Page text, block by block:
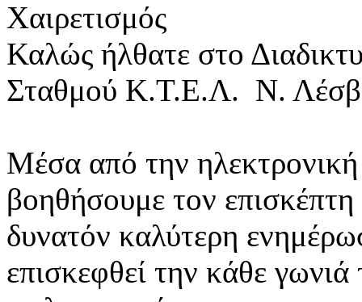
Χαιρετισμός
Καλώς ήλθατε στο
Σταθμού Κ.Τ.Ε.Λ. Ν.
Μέσα από την ηλεκτρονική
βοηθήσουμε τον
δυνατόν καλύτερη
επισκεφθεί την κάθε